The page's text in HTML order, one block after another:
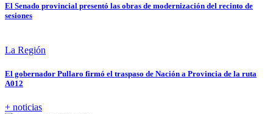
El Senado provincial presentó las obras de modernización del recinto de
sesiones
La Región
El gobernador Pullaro firmó el traspaso de Nación a Provincia de la ruta
A012
+ noticias